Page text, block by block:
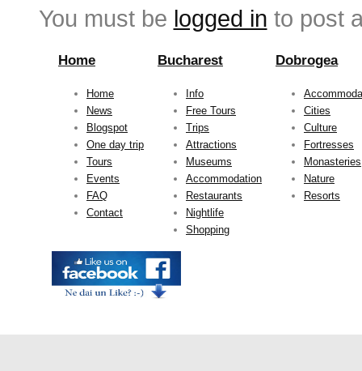
You must be logged in to post
Home Bucharest Dobrogea
Home
News
Blogspot
One day trip
Tours
Events
FAQ
Contact
Info
Free Tours
Trips
Attractions
Museums
Accommodation
Restaurants
Nightlife
Shopping
Cities
Culture
Fortresses
Monasteries
Nature
Resorts